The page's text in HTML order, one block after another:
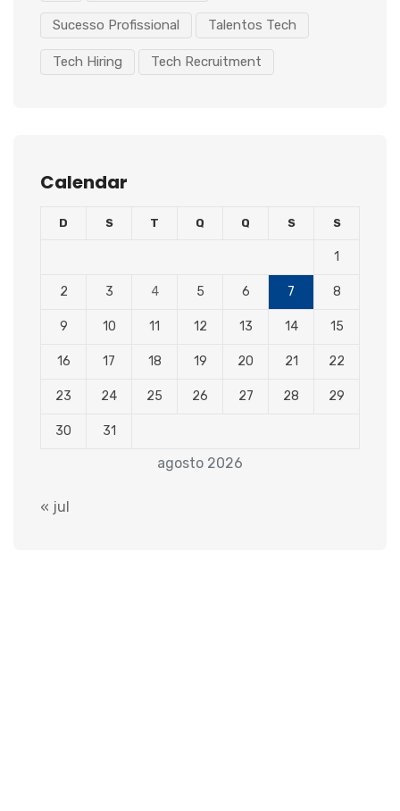
Sucesso Profissional Talentos Tech
Tech Hiring Tech Recruitment
Calendar
agosto 2026
D S T Q Q S S
1
2 3 4 5 6 7 8
9 10 11 12 13 14 15
16 17 18 19 20 21 22
23 24 25 26 27 28 29
30 31
« jul